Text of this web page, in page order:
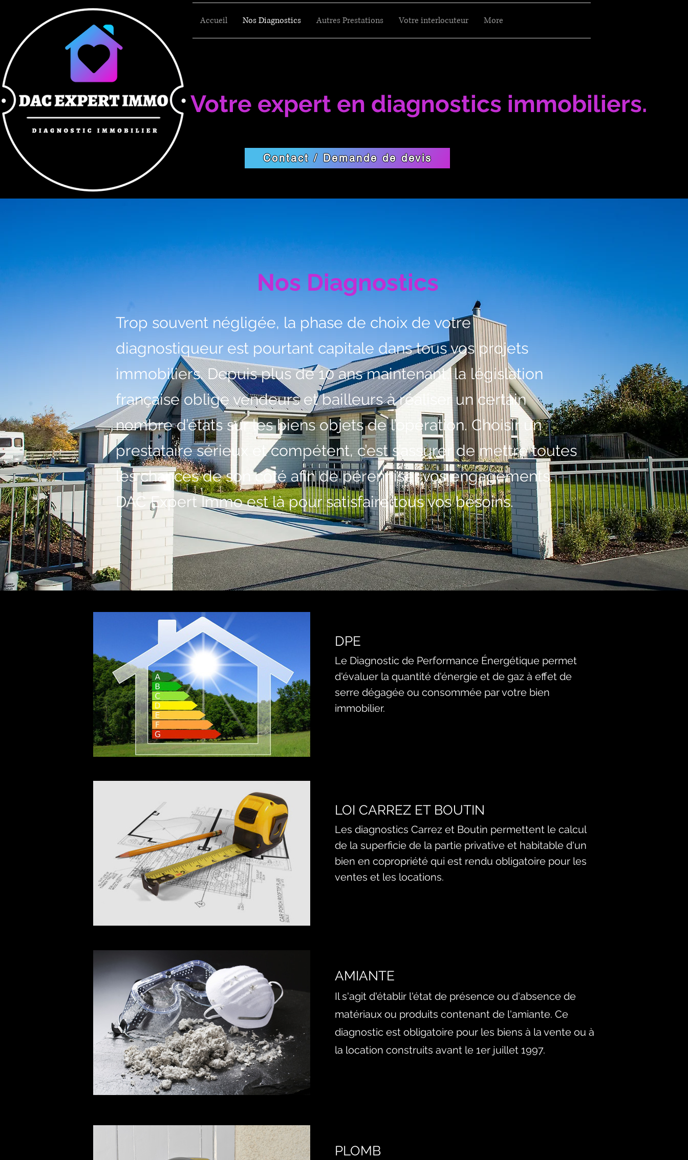
Accueil Nos Diagnostics Autres Prestations Votre interlocuteur More
Votre expert en diagnostics immobiliers.
Contact / Demande de devis
Nos Diagnostics
Trop souvent négligée, la phase de choix de votre
diagnostiqueur est pourtant capitale dans tous vos projets
immobiliers. Depuis plus de 10 ans maintenant, la législation
française oblige vendeurs et bailleurs à réaliser un certain
nombre d’états sur les biens objets de l’opération. Choisir un
prestataire sérieux et compétent, c’est s’assurer de mettre toutes
les chances de son côté afin de pérenniser vos engagements.
DAC Expert Immo est là pour satisfaire tous vos besoins.
DPE
Le Diagnostic de Performance Énergétique permet
d'évaluer la quantité d'énergie et de gaz à effet de
serre dégagée ou consommée par votre bien
immobilier.
LOI CARREZ ET BOUTIN
Les diagnostics Carrez et Boutin permettent le calcul
de la superficie de la partie privative et habitable d'un
bien en copropriété qui est rendu obligatoire pour les
ventes et les locations.
AMIANTE
Il s'agit d'établir l'état de présence ou d'absence de
matériaux ou produits contenant de l'amiante. Ce
diagnostic est obligatoire pour les biens à la vente ou à
la location construits avant le 1er juillet 1997.
PLOMB